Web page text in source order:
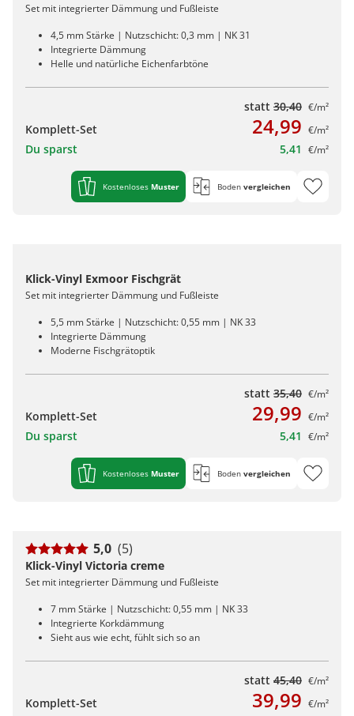
Set mit integrierter Dämmung und Fußleiste
4,5 mm Stärke | Nutzschicht: 0,3 mm | NK 31
Integrierte Dämmung
Helle und natürliche Eichenfarbtöne
statt 30,40 €/m²
Komplett-Set 24,99 €/m²
Du sparst 5,41 €/m²
Kostenloses Muster Boden vergleichen
Klick-Vinyl Exmoor Fischgrät
Set mit integrierter Dämmung und Fußleiste
5,5 mm Stärke | Nutzschicht: 0,55 mm | NK 33
Integrierte Dämmung
Moderne Fischgrätoptik
statt 35,40 €/m²
Komplett-Set 29,99 €/m²
Du sparst 5,41 €/m²
Kostenloses Muster Boden vergleichen
5,0 (5)
Klick-Vinyl Victoria creme
Set mit integrierter Dämmung und Fußleiste
7 mm Stärke | Nutzschicht: 0,55 mm | NK 33
Integrierte Korkdämmung
Sieht aus wie echt, fühlt sich so an
statt 45,40 €/m²
Komplett-Set 39,99 €/m²